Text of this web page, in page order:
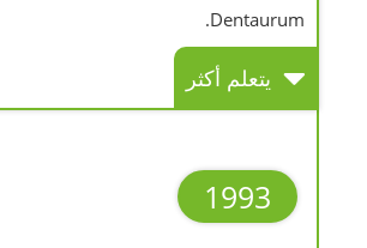
Dentaurum.
يتعلم أكثر
1993